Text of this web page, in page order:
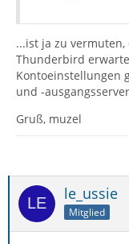
...ist ja zu
Thunderbird
Kontoeinstellungen
und -
Gruß, muzel
le_ussie
Mitglied